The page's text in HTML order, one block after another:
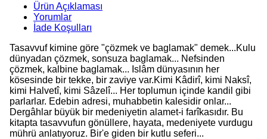
Ürün Açıklaması
Yorumlar
İade Koşulları
Tasavvuf kimine göre "çözmek ve baglamak" demek...Kulu
dünyadan çözmek, sonsuza baglamak... Nefsinden
çözmek, kalbine baglamak... Islâm dünyasının her
kösesinde bir tekke, bir zaviye var.Kimi Kâdirî, kimi Naksî,
kimi Halvetî, kimi Sâzelî... Her toplumun içinde kandil gibi
parlarlar. Edebin adresi, muhabbetin kalesidir onlar...
Dergâhlar büyük bir medeniyetin alamet-i farîkasıdır. Bu
kitapta tasavvufun gönüllere, hayata, medeniyete vurdugu
mührü anlatıyoruz. Bir'e giden bir kutlu seferi...